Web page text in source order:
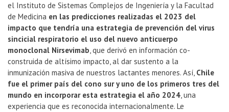
el Instituto de Sistemas Complejos de Ingeniería y la Facultad
de Medicina en las predicciones realizadas el 2023 del
impacto que tendría una estrategia de prevención del virus
sincicial respiratorio el uso del nuevo anticuerpo
monoclonal Nirsevimab, que derivó en información co-
construida de altísimo impacto, al dar sustento a la
inmunización masiva de nuestros lactantes menores. Así, Chile
fue el primer país del cono sur y uno de los primeros tres del
mundo en incorporar esta estrategia el año 2024, una
experiencia que es reconocida internacionalmente. Le